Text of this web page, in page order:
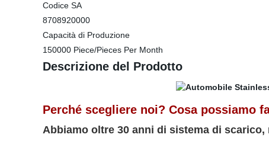
Codice SA
8708920000
Capacità di Produzione
150000 Piece/Pieces Per Month
Descrizione del Prodotto
Perché scegliere noi? Cosa possiamo
Abbiamo oltre 30 anni di sistema di